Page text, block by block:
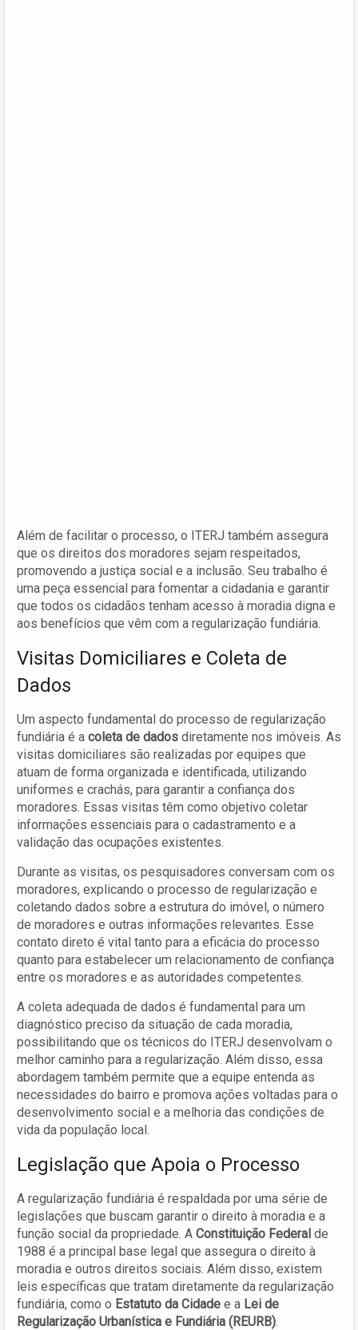
Além de facilitar o processo, o ITERJ também assegura
que os direitos dos moradores sejam respeitados,
promovendo a justiça social e a inclusão. Seu trabalho é
uma peça essencial para fomentar a cidadania e garantir
que todos os cidadãos tenham acesso à moradia digna e
aos benefícios que vêm com a regularização fundiária.
Visitas Domiciliares e Coleta de
Dados
Um aspecto fundamental do processo de regularização
fundiária é a coleta de dados diretamente nos imóveis. As
visitas domiciliares são realizadas por equipes que
atuam de forma organizada e identificada, utilizando
uniformes e crachás, para garantir a confiança dos
moradores. Essas visitas têm como objetivo coletar
informações essenciais para o cadastramento e a
validação das ocupações existentes.
Durante as visitas, os pesquisadores conversam com os
moradores, explicando o processo de regularização e
coletando dados sobre a estrutura do imóvel, o número
de moradores e outras informações relevantes. Esse
contato direto é vital tanto para a eficácia do processo
quanto para estabelecer um relacionamento de confiança
entre os moradores e as autoridades competentes.
A coleta adequada de dados é fundamental para um
diagnóstico preciso da situação de cada moradia,
possibilitando que os técnicos do ITERJ desenvolvam o
melhor caminho para a regularização. Além disso, essa
abordagem também permite que a equipe entenda as
necessidades do bairro e promova ações voltadas para o
desenvolvimento social e a melhoria das condições de
vida da população local.
Legislação que Apoia o Processo
A regularização fundiária é respaldada por uma série de
legislações que buscam garantir o direito à moradia e a
função social da propriedade. A Constituição Federal de
1988 é a principal base legal que assegura o direito à
moradia e outros direitos sociais. Além disso, existem
leis específicas que tratam diretamente da regularização
fundiária, como o Estatuto da Cidade e a Lei de
Regularização Urbanística e Fundiária (REURB).